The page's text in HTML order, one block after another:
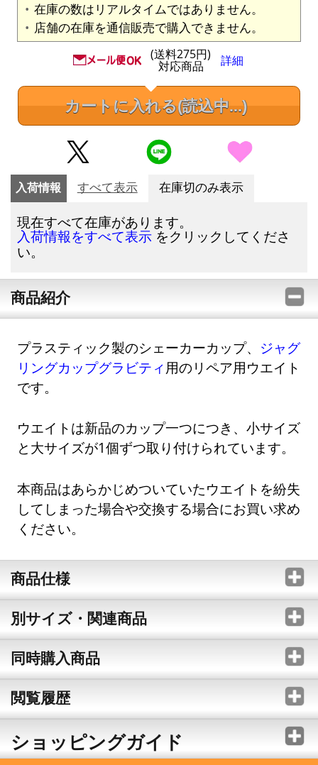
在庫の数はリアルタイムではありません。
店舗の在庫を通信販売で購入できません。
(送料275円)
対応商品 詳細
カートに入れる(読込中...)
入荷情報 すべて表示 在庫切のみ表示
現在すべて在庫があります。
入荷情報をすべて表示 をクリックしてくださ
い。
商品紹介
プラスティック製のシェーカーカップ、 ジャグ
リングカップグラビティ 用のリペア用ウエイト
です。
ウエイトは新品のカップ一つにつき、小サイズ
と大サイズが1個ずつ取り付けられています。
本商品はあらかじめついていたウエイトを紛失
してしまった場合や交換する場合にお買い求め
ください。
商品仕様
別サイズ・関連商品
同時購入商品
閲覧履歴
ショッピングガイド